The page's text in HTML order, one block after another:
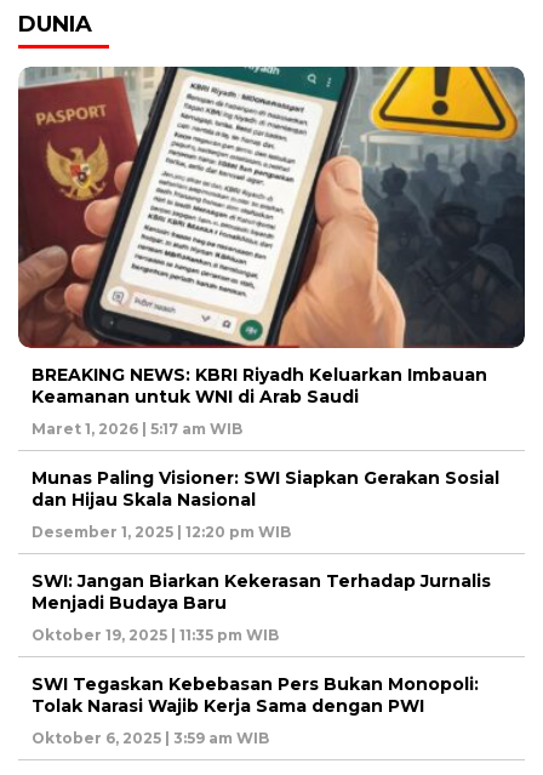
DUNIA
BREAKING NEWS: KBRI Riyadh Keluarkan Imbauan
Keamanan untuk WNI di Arab Saudi
Maret 1, 2026 | 5:17 am WIB
Munas Paling Visioner: SWI Siapkan Gerakan Sosial
dan Hijau Skala Nasional
Desember 1, 2025 | 12:20 pm WIB
SWI: Jangan Biarkan Kekerasan Terhadap Jurnalis
Menjadi Budaya Baru
Oktober 19, 2025 | 11:35 pm WIB
SWI Tegaskan Kebebasan Pers Bukan Monopoli:
Tolak Narasi Wajib Kerja Sama dengan PWI
Oktober 6, 2025 | 3:59 am WIB